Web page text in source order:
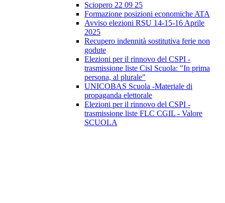
Sciopero 22 09 25
Formazione posizioni economiche ATA
Avviso elezioni RSU 14-15-16 Aprile
2025
Recupero indennità sostitutiva ferie non
godute
Elezioni per il rinnovo del CSPI -
trasmissione liste Cisl Scuola: "In prima
persona, al plurale"
UNICOBAS Scuola -Materiale di
propaganda elettorale
Elezioni per il rinnovo del CSPI -
trasmissione liste FLC CGIL - Valore
SCUOLA